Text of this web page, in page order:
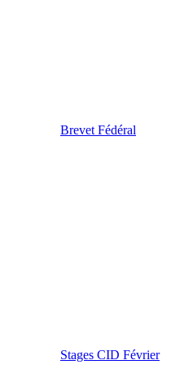
Brevet Fédéral
Stages CID Février